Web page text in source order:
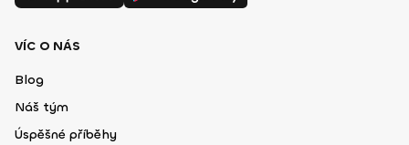
VÍC O NÁS
Blog
Náš tým
Úspěšné příběhy